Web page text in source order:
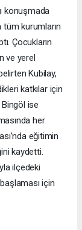
konuşmada
tüm kurumların
Çocukların
ve yerel
Kubilay,
katkılar için
Bingöl ise
her
eğitimin
kaydetti.
ilçedeki
için